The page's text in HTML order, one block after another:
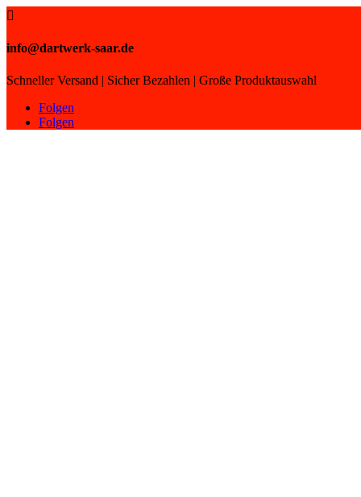

info@dartwerk-saar.de
Schneller Versand | Sicher Bezahlen | Große Produktauswahl
Folgen
Folgen